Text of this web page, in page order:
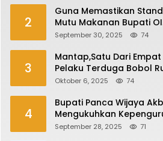
2
Guna Memastikan
Mutu Makanan Bupati OI
Sidak Dapur MBG
September 30, 2025 74
3
Mantap,Satu Dari Empat
Pelaku Terduga Bobol
Di Plaju Ditangkap
Oktober 6, 2025 74
4
Bupati Panca Wijaya
Mengukuhkan
Forum Komunikasi Kepala
September 28, 2025 71